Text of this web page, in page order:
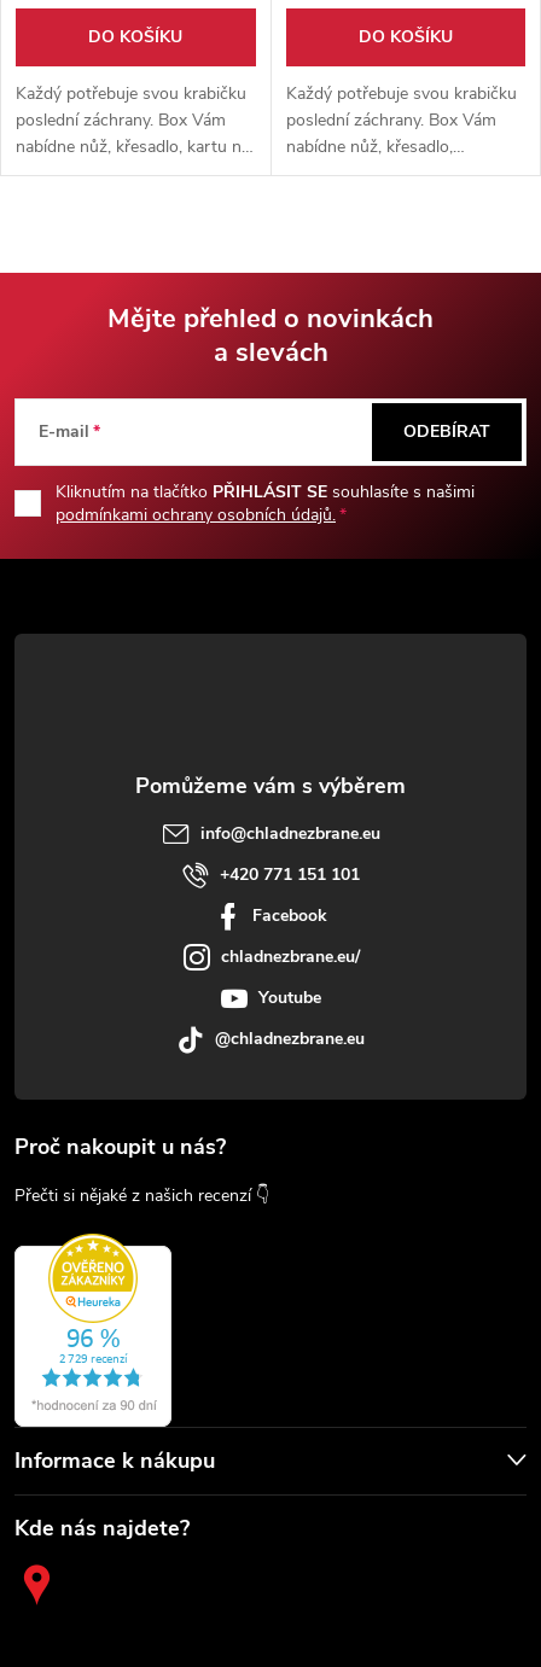
DO KOŠÍKU
Každý potřebuje svou krabičku
poslední záchrany. Box Vám
nabídne nůž, křesadlo, kartu na
přežití, kubotan, svítilnu, píšťalu
DO KOŠÍKU
Každý potřebuje svou krabičku
poslední záchrany. Box Vám
nabídne nůž, křesadlo,
paracordový náramek, kartu na
nástrojů. KPZ / EDC vybavení
p
a
Mějte přehled o novinkách
a slevách
E-mail
Kliknutím na tlačítko PŘIHLÁSIT SE souhlasíte s našimi
podmínkami ochrany osobních údajů.
ODEBÍRAT
info@chladnezbrane.eu
+420 771 151 101
Facebook
chladnezbrane.eu/
Youtube
@chladnezbrane.eu
Proč nakoupit u nás?
Přečti si nějaké z našich recenzí 👇
Informace k nákupu
Kde nás najdete?